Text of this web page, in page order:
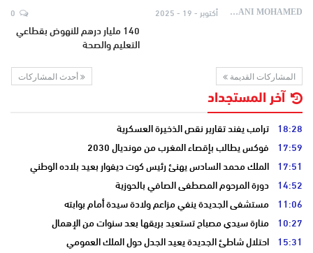
AYDANI MOHAMED أكتوبر - 19 - 2025
140 مليار درهم للنهوض بقطاعي
التعليم والصحة
المشاركات القديمة أحدث المشاركات
آخر المستجداد
18:28 ترامب يفند تقارير نقص الذخيرة العسكرية
17:59 فوكس يطالب بإقصاء المغرب من مونديال 2030
17:51 الملك محمد السادس يهنئ رئيس كوت ديفوار بعيد بلاده الوطني
14:52 دورة المرحوم المصطفى الصافي بالحوزية
11:06 مستشفى الجديدة ينفي مزاعم ولادة سيدة أمام بوابته
10:27 منارة سيدي مصباح تستعيد بريقها بعد سنوات من الإهمال
15:31 احتلال شاطئ الجديدة يعيد الجدل حول الملك العمومي